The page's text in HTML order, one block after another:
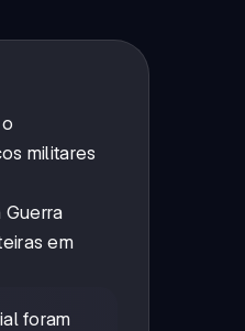
militares
em
foram